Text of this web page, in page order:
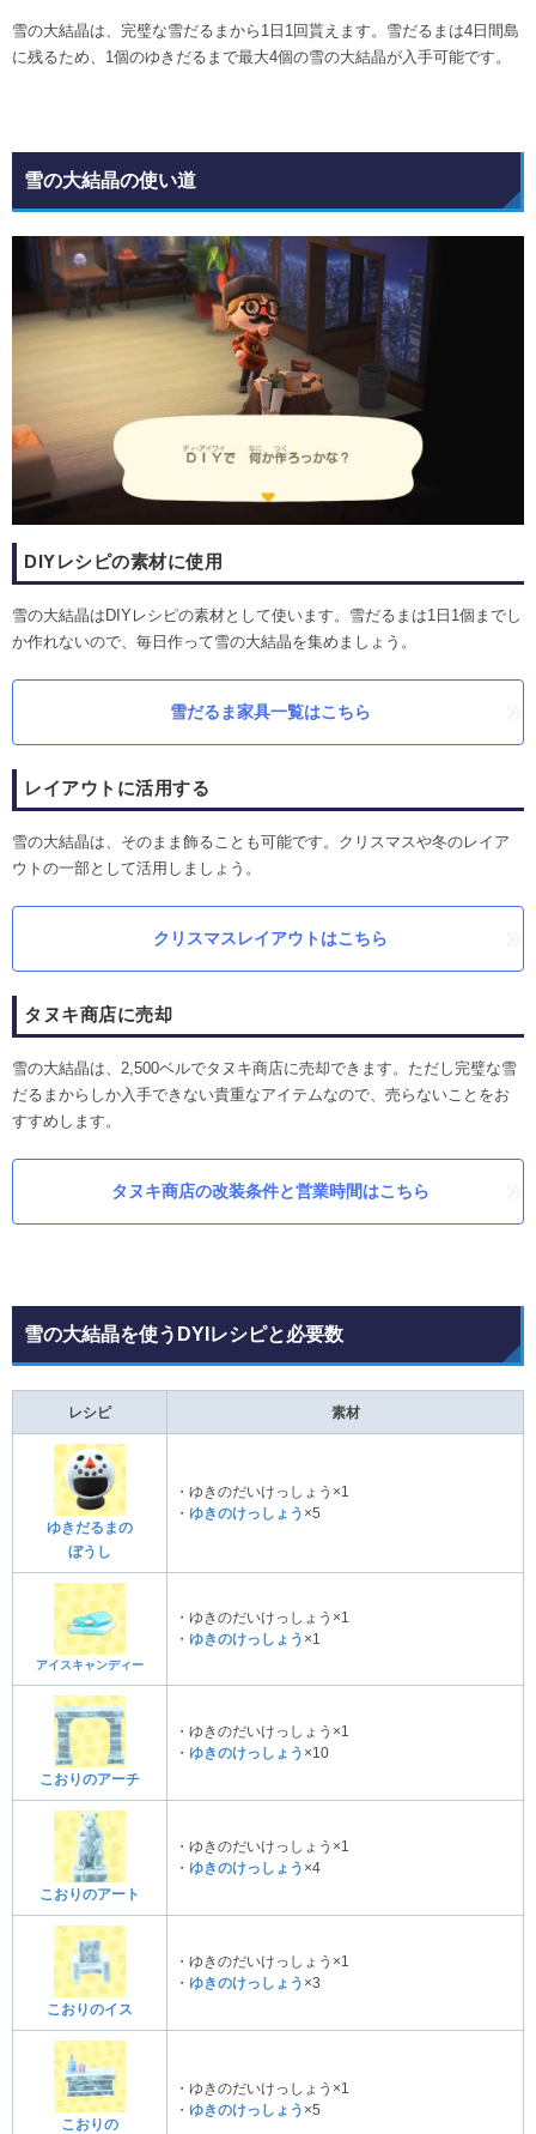
雪の大結晶は、完璧な雪だるまから1日1回貰えます。雪だるまは4日間島
に残るため、1個のゆきだるまで最大4個の雪の大結晶が入手可能です。
雪の大結晶の使い道
DIYレシピの素材に使用
雪の大結晶はDIYレシピの素材として使います。雪だるまは1日1個までし
か作れないので、毎日作って雪の大結晶を集めましょう。
雪だるま家具一覧はこちら
レイアウトに活用する
雪の大結晶は、そのまま飾ることも可能です。クリスマスや冬のレイア
ウトの一部として活用しましょう。
クリスマスレイアウトはこちら
タヌキ商店に売却
雪の大結晶は、2,500ベルでタヌキ商店に売却できます。ただし完璧な雪
だるまからしか入手できない貴重なアイテムなので、売らないことをお
すすめします。
タヌキ商店の改装条件と営業時間はこちら
雪の大結晶を使うDYIレシピと必要数
レシピ 素材
ゆきだるまの
ぼうし
・ゆきのだいけっしょう×1
・ ゆきのけっしょう ×5
アイスキャンディー
・ゆきのだいけっしょう×1
・ ゆきのけっしょう ×1
こおりのアーチ
・ゆきのだいけっしょう×1
・ ゆきのけっしょう ×10
こおりのアート
・ゆきのだいけっしょう×1
・ ゆきのけっしょう ×4
こおりのイス
・ゆきのだいけっしょう×1
・ ゆきのけっしょう ×3
こおりの
・ゆきのだいけっしょう×1
・ ゆきのけっしょう ×5